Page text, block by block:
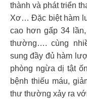
thành và phát triển
Xơ… Đặc biệt hàm
cao hơn gấp 34
thường…. cùng
sung đầy đủ hàm
phòng ngừa dị tật
bệnh thiếu máu,
thư thường xảy ra